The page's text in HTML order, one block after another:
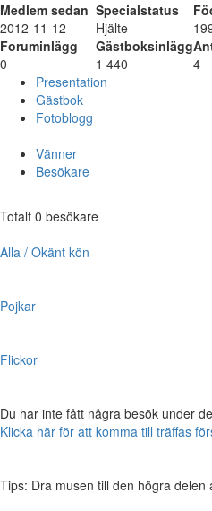
Medlem sedan Specialstatus
2012-11-12
Hjälte
Foruminlägg
Gästboksinlägg
0
1 440
4
Presentation
Gästbok
Fotoblogg
Vänner
Besökare
Totalt 0 besökare
Alla / Okänt kön
Pojkar
Flickor
Du har inte fått några besök under
Klicka här för att komma till träffas
Tips: Dra musen till den högra